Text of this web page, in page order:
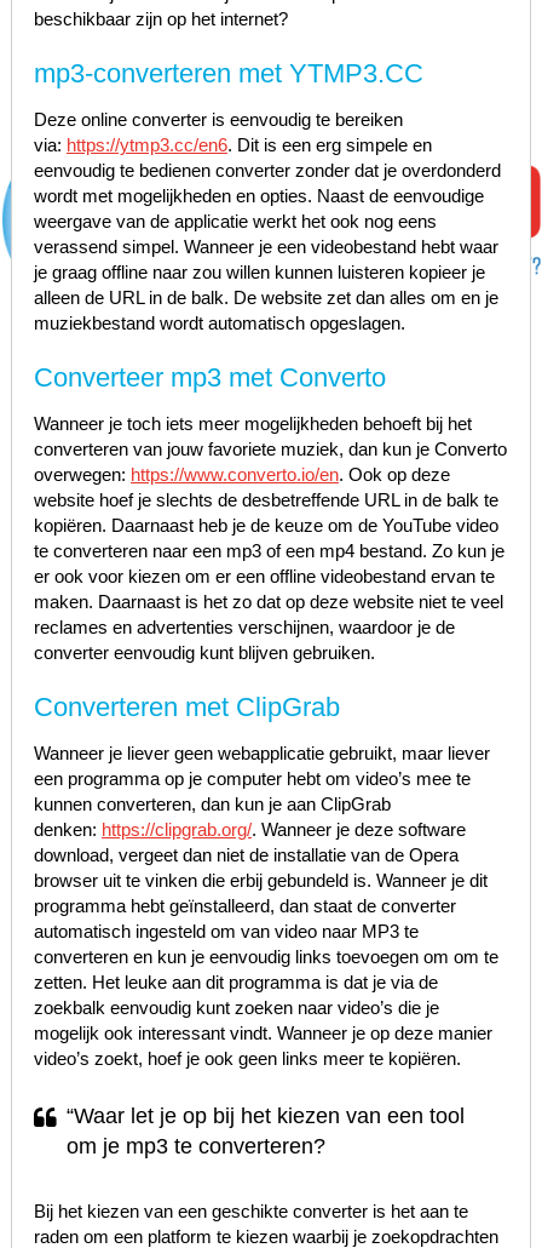
beschikbaar zijn op het internet?
mp3-converteren met YTMP3.CC
Deze online converter is eenvoudig te bereiken
via: https://ytmp3.cc/en6. Dit is een erg simpele en
eenvoudig te bedienen converter zonder dat je overdonderd
wordt met mogelijkheden en opties. Naast de eenvoudige
weergave van de applicatie werkt het ook nog eens
verassend simpel. Wanneer je een videobestand hebt waar
je graag offline naar zou willen kunnen luisteren kopieer je
alleen de URL in de balk. De website zet dan alles om en je
muziekbestand wordt automatisch opgeslagen.
Converteer mp3 met Converto
Wanneer je toch iets meer mogelijkheden behoeft bij het
converteren van jouw favoriete muziek, dan kun je Converto
overwegen: https://www.converto.io/en. Ook op deze
website hoef je slechts de desbetreffende URL in de balk te
kopiëren. Daarnaast heb je de keuze om de YouTube video
te converteren naar een mp3 of een mp4 bestand. Zo kun je
er ook voor kiezen om er een offline videobestand ervan te
maken. Daarnaast is het zo dat op deze website niet te veel
reclames en advertenties verschijnen, waardoor je de
converter eenvoudig kunt blijven gebruiken.
Converteren met ClipGrab
Wanneer je liever geen webapplicatie gebruikt, maar liever
een programma op je computer hebt om video’s mee te
kunnen converteren, dan kun je aan ClipGrab
denken: https://clipgrab.org/. Wanneer je deze software
download, vergeet dan niet de installatie van de Opera
browser uit te vinken die erbij gebundeld is. Wanneer je dit
programma hebt geïnstalleerd, dan staat de converter
automatisch ingesteld om van video naar MP3 te
converteren en kun je eenvoudig links toevoegen om om te
zetten. Het leuke aan dit programma is dat je via de
zoekbalk eenvoudig kunt zoeken naar video’s die je
mogelijk ook interessant vindt. Wanneer je op deze manier
video’s zoekt, hoef je ook geen links meer te kopiëren.
“Waar let je op bij het kiezen van een tool
om je mp3 te converteren?
Bij het kiezen van een geschikte converter is het aan te
raden om een platform te kiezen waarbij je zoekopdrachten